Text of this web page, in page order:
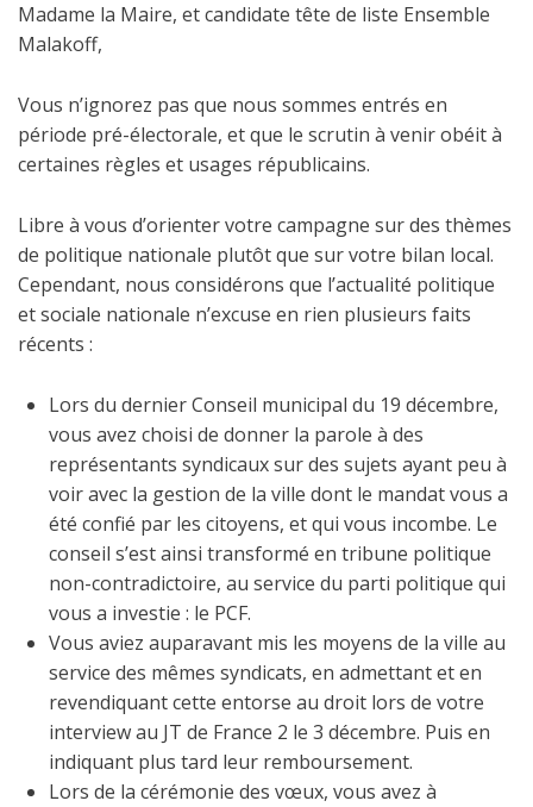
Madame la Maire, et candidate tête de liste Ensemble
Malakoff,
Vous n’ignorez pas que nous sommes entrés en
période pré-électorale, et que le scrutin à venir obéit à
certaines règles et usages républicains.
Libre à vous d’orienter votre campagne sur des thèmes
de politique nationale plutôt que sur votre bilan local.
Cependant, nous considérons que l’actualité politique
et sociale nationale n’excuse en rien plusieurs faits
récents :
Lors du dernier Conseil municipal du 19 décembre,
vous avez choisi de donner la parole à des
représentants syndicaux sur des sujets ayant peu à
voir avec la gestion de la ville dont le mandat vous a
été confié par les citoyens, et qui vous incombe. Le
conseil s’est ainsi transformé en tribune politique
non-contradictoire, au service du parti politique qui
vous a investie : le PCF.
Vous aviez auparavant mis les moyens de la ville au
service des mêmes syndicats, en admettant et en
revendiquant cette entorse au droit lors de votre
interview au JT de France 2 le 3 décembre. Puis en
indiquant plus tard leur remboursement.
Lors de la cérémonie des vœux, vous avez à